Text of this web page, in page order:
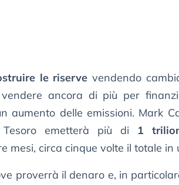
le riserve vendendo
ancora di più per
aumento delle emissioni. Mark
emetterà più di 1
mesi, circa cinque volte il totale in
proverrà il denaro e, in